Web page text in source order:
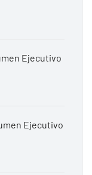
Ejecutivo
Ejecutivo